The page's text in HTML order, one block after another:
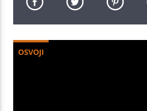
OSVOJI